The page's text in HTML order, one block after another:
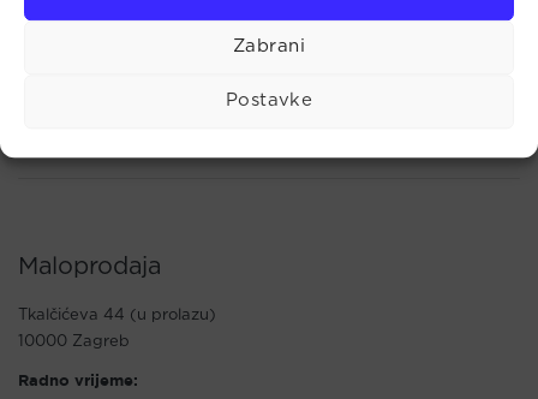
Zabrani
Postavke
Maloprodaja
Tkalčićeva 44 (u prolazu)
10000 Zagreb
Radno vrijeme: